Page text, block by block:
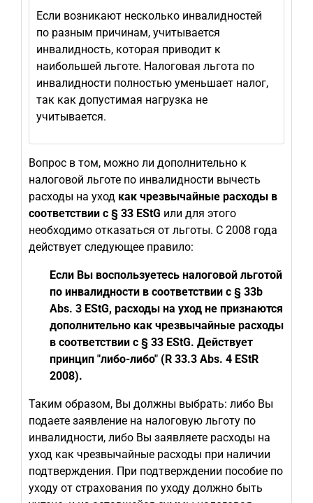
Если возникают несколько инвалидностей
по разным причинам, учитывается
инвалидность, которая приводит к
наибольшей льготе. Налоговая льгота по
инвалидности полностью уменьшает налог,
так как допустимая нагрузка не
учитывается.
Вопрос в том, можно ли дополнительно к
налоговой льготе по инвалидности вычесть
расходы на уход как чрезвычайные расходы в
соответствии с § 33 EStG или для этого
необходимо отказаться от льготы. С 2008 года
действует следующее правило:
Если Вы воспользуетесь налоговой льготой
по инвалидности в соответствии с § 33b
Abs. 3 EStG, расходы на уход не признаются
дополнительно как чрезвычайные расходы
в соответствии с § 33 EStG. Действует
принцип "либо-либо" (R 33.3 Abs. 4 EStR
2008).
Таким образом, Вы должны выбрать: либо Вы
подаете заявление на налоговую льготу по
инвалидности, либо Вы заявляете расходы на
уход как чрезвычайные расходы при наличии
подтверждения. При подтверждении пособие по
уходу от страхования по уходу должно быть